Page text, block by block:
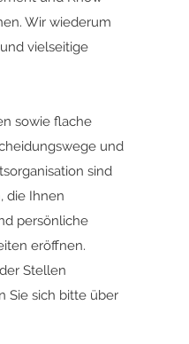
Wir wiederum
vielseitige
sowie flache
und
sind
die Ihnen
persönliche
eröffnen.
Stellen
Sie sich bitte über